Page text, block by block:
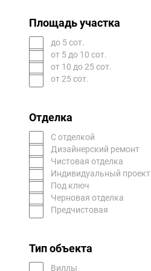
Площадь участка
до 5 сот.
от 5 до 10 сот.
от 10 до 25 сот.
от 25 сот.
Отделка
С отделкой
Дизайнерский ремонт
Чистовая отделка
Индивидуальный проект
Под ключ
Черновая отделка
Предчистовая
Тип объекта
Виллы